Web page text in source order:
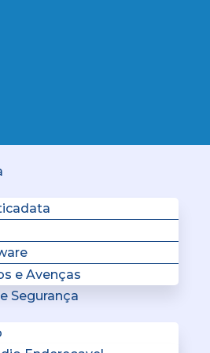
e Avenças
Segurança